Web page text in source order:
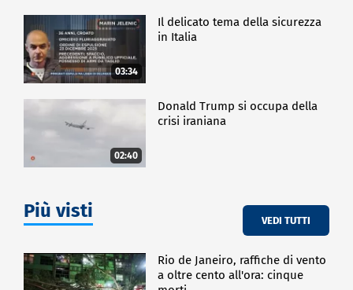
03:34
Il delicato tema della sicurezza
in Italia
02:40
Donald Trump si occupa della
crisi iraniana
Più visti VEDI TUTTI
Rio de Janeiro, raffiche di vento
a oltre cento all'ora: cinque